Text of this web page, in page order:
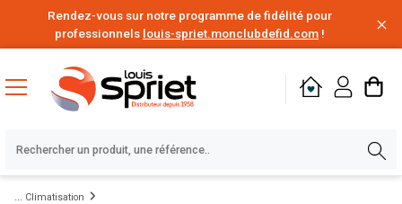
Rendez-vous sur notre programme de fidélité pour
professionnels louis-spriet.monclubdefid.com !
Climatisation